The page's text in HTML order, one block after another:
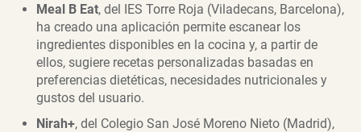
Meal B Eat, del IES Torre Roja (Viladecans, Barcelona),
ha creado una aplicación permite escanear los
ingredientes disponibles en la cocina y, a partir de
ellos, sugiere recetas personalizadas basadas en
preferencias dietéticas, necesidades nutricionales y
gustos del usuario.
Nirah+, del Colegio San José Moreno Nieto (Madrid),